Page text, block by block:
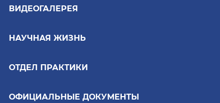
ВИДЕОГАЛЕРЕЯ
НАУЧНАЯ ЖИЗНЬ
ОТДЕЛ ПРАКТИКИ
ОФИЦИАЛЬНЫЕ ДОКУМЕНТЫ